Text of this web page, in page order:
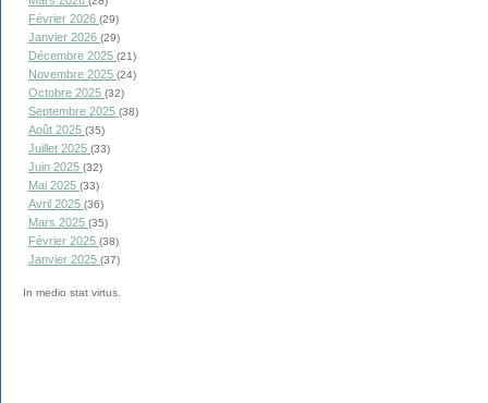
Février 2026 (29)
Janvier 2026 (29)
Décembre 2025 (21)
Novembre 2025 (24)
Octobre 2025 (32)
Septembre 2025 (38)
Août 2025 (35)
Juillet 2025 (33)
Juin 2025 (32)
Mai 2025 (33)
Avril 2025 (36)
Mars 2025 (35)
Février 2025 (38)
Janvier 2025 (37)
In medio stat virtus.